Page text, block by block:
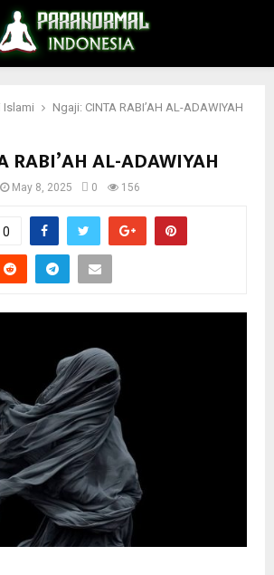
Islami Ngaji: CINTA RABI’AH AL-ADAWIYAH
RABI’AH AL-ADAWIYAH
May 8, 2025 0 156
0